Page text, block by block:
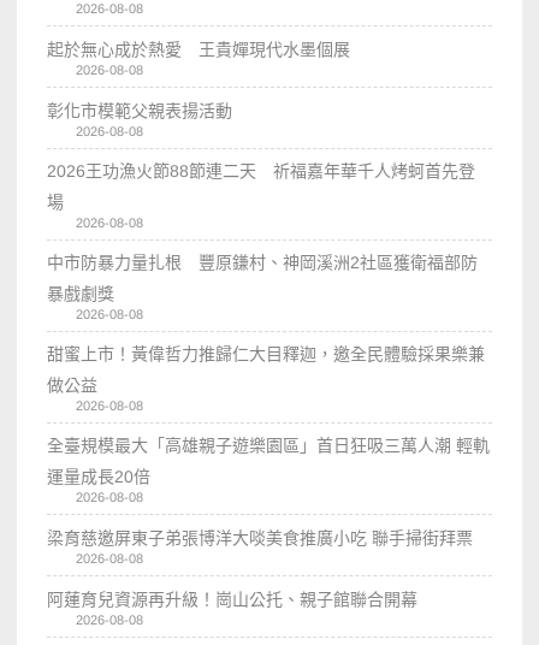
2026-08-08
起於無心成於熱愛 王貴嬋現代水墨個展
2026-08-08
彰化市模範父親表揚活動
2026-08-08
2026王功漁火節88節連二天 祈福嘉年華千人烤蚵首先登
場
2026-08-08
中市防暴力量扎根 豐原鎌村、神岡溪洲2社區獲衛福部防
暴戲劇獎
2026-08-08
甜蜜上市！黃偉哲力推歸仁大目釋迦，邀全民體驗採果樂兼
做公益
2026-08-08
全臺規模最大「高雄親子遊樂園區」首日狂吸三萬人潮 輕軌
運量成長20倍
2026-08-08
梁育慈邀屏東子弟張博洋大啖美食推廣小吃 聯手掃街拜票
2026-08-08
阿蓮育兒資源再升級！崗山公托、親子館聯合開幕
2026-08-08